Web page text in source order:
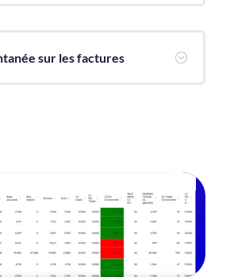
;
sur les factures